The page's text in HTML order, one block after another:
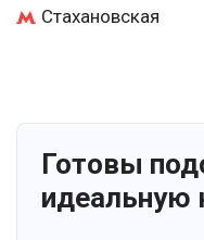
Стахановская
Готовы
идеальную